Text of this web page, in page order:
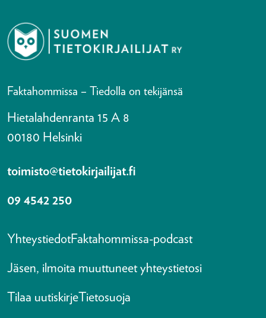
Faktahommissa – Tiedolla on tekijänsä
Hietalahdenranta 15 A 8
00180 Helsinki
toimisto@tietokirjailijat.fi
09 4542 250
YhteystiedotFaktahommissa-podcast
Jäsen, ilmoita muuttuneet yhteystietosi
Tilaa uutiskirjeTietosuoja